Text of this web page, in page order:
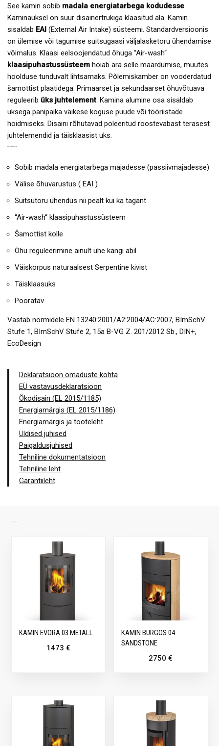
See kamin sobib madala energiatarbega kodudesse.
Kaminauksel on suur disainertrükiga klaasitud ala. Kamin
sisaldab EAI (External Air Intake) süsteemi. Standardversioonis
on ülemise või tagumise suitsugaasi väljalasketoru ühendamise
võimalus. Klaasi eelsoojendatud õhuga “Air-wash“
klaasipuhastussüsteem hoiab ära selle määrdumise, muutes
hoolduse tunduvalt lihtsamaks. Põlemiskamber on vooderdatud
šamottist plaatidega. Primaarset ja sekundaarset õhuvõtuava
reguleerib üks juhtelement. Kamina alumine osa sisaldab
uksega panipaika väikese koguse puude või tööriistade
hoidmiseks. Disaini rõhutavad poleeritud roostevabast terasest
juhtelemendid ja täisklaasist uks.
Sobib madala energiatarbega majadesse (passiivmajadesse)
Välise õhuvarustus ( EAI )
Suitsutoru ühendus nii pealt kui ka tagant
“Air-wash“ klaasipuhastussüsteem
Šamottist kolle
Õhu reguleerimine ainult ühe kangi abil
Väiskorpus naturaalsest Serpentine kivist
Täisklaasuks
Pööratav
Vastab normidele EN 13240:2001/A2:2004/AC:2007, BImSchV
Stufe 1, BImSchV Stufe 2, 15a B-VG Z. 201/2012 Sb., DIN+,
EcoDesign
Deklaratsioon omaduste kohta
EÜ vastavusdeklaratsioon
Ökodisain (EL 2015/1185)
Energiamärgis (EL 2015/1186)
Energiamärgis ja tooteleht
Üldised juhised
Paigaldusjuhised
Tehniline dokumentatsioon
Tehniline leht
Garantiileht
KAMIN EVORA 03 METALL
1473 €
KAMIN BURGOS 04
SANDSTONE
2750€